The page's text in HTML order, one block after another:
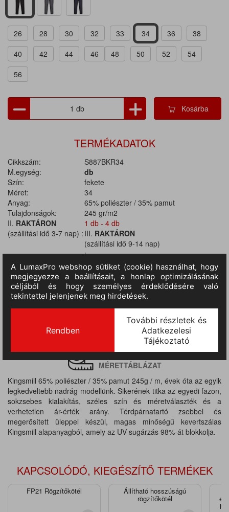
26 28 30 32 33 34 36
38
40
42 44 46 48 50 52
54
56
Kosárba
TERMÉKADATOK
Cikkszám:
S887BKR34
M.egység:
db
Szín:
fekete
Méret:
34
Anyag:
65% poliészter / 35% pamut
Tulajdonságok:
245 gr/m2
II. RAKTÁRON
(szállítási idő 3-7 nap) :
1 db - 4 db
III. RAKTÁRON
(szállítási idő 9-14 nap)
:
1 000 db - 2 999 db
TERMÉKINFORMÁCIÓ
MÉRETTÁBLÁZAT
Kingsmill 65% poliészter / 35% pamut 245g / m, évek óta az egyik
legkedveltebb nadrág modellünk. Sikerének titka az egyedi fazon,
sokzsebes kialakítás, széles szín és méretválaszték és a
verhetetlen ár-érték arány. Térdpárnatartó zsebbel és
megerősített üleppel készül, magas minőségű kevertszálas
Kingsmill alapanyagból, amely az UV sugárzás 98%-át blokkolja.
KAPCSOLÓDÓ, KIEGÉSZÍTŐ TERMÉKEK
FP21 Rögzítőkötél Állítható hosszúságú
rögzítőkötél